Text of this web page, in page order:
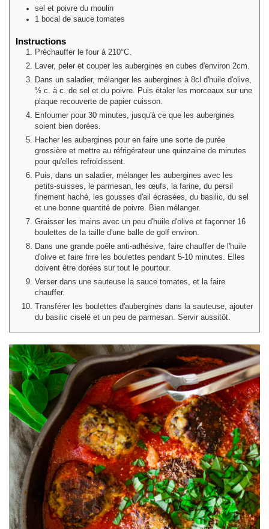
sel et poivre du moulin
1 bocal de sauce tomates
Instructions
Préchauffer le four à 210°C.
Laver, peler et couper les aubergines en cubes d'environ 2cm.
Dans un saladier, mélanger les aubergines à 8cl d'huile d'olive,
½ c. à c. de sel et du poivre. Puis étaler les morceaux sur une
plaque recouverte de papier cuisson.
Enfourner pour 30 minutes, jusqu'à ce que les aubergines
soient bien dorées.
Hacher les aubergines pour en faire une sorte de purée
grossière et mettre au réfrigérateur une quinzaine de minutes
pour qu'elles refroidissent.
Puis, dans un saladier, mélanger les aubergines avec les
petits-suisses, le parmesan, les œufs, la farine, du persil
finement haché, les gousses d'ail écrasées, du basilic, du sel
et une bonne quantité de poivre. Bien mélanger.
Graisser les mains avec un peu d'huile d'olive et façonner 16
boulettes de la taille d'une balle de golf environ.
Dans une grande poêle anti-adhésive, faire chauffer de l'huile
d'olive et faire frire les boulettes pendant 5-10 minutes. Elles
doivent être dorées sur tout le pourtour.
Verser dans une sauteuse la sauce tomates, et la faire
chauffer.
Transférer les boulettes d'aubergines dans la sauteuse, ajouter
du basilic ciselé et un peu de parmesan. Servir aussitôt.